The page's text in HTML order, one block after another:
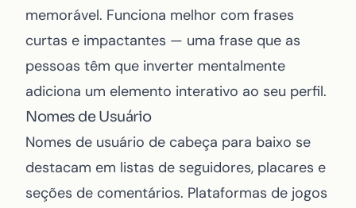
memorável. Funciona melhor com frases
curtas e impactantes — uma frase que as
pessoas têm que inverter mentalmente
adiciona um elemento interativo ao seu perfil.
Nomes de Usuário
Nomes de usuário de cabeça para baixo se
destacam em listas de seguidores, placares e
seções de comentários. Plataformas de jogos